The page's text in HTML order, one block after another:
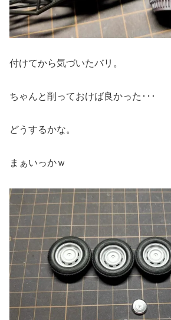
付けてから気づいたバリ。
ちゃんと削っておけば良かった･･･
どうするかな。
まぁいっかｗ